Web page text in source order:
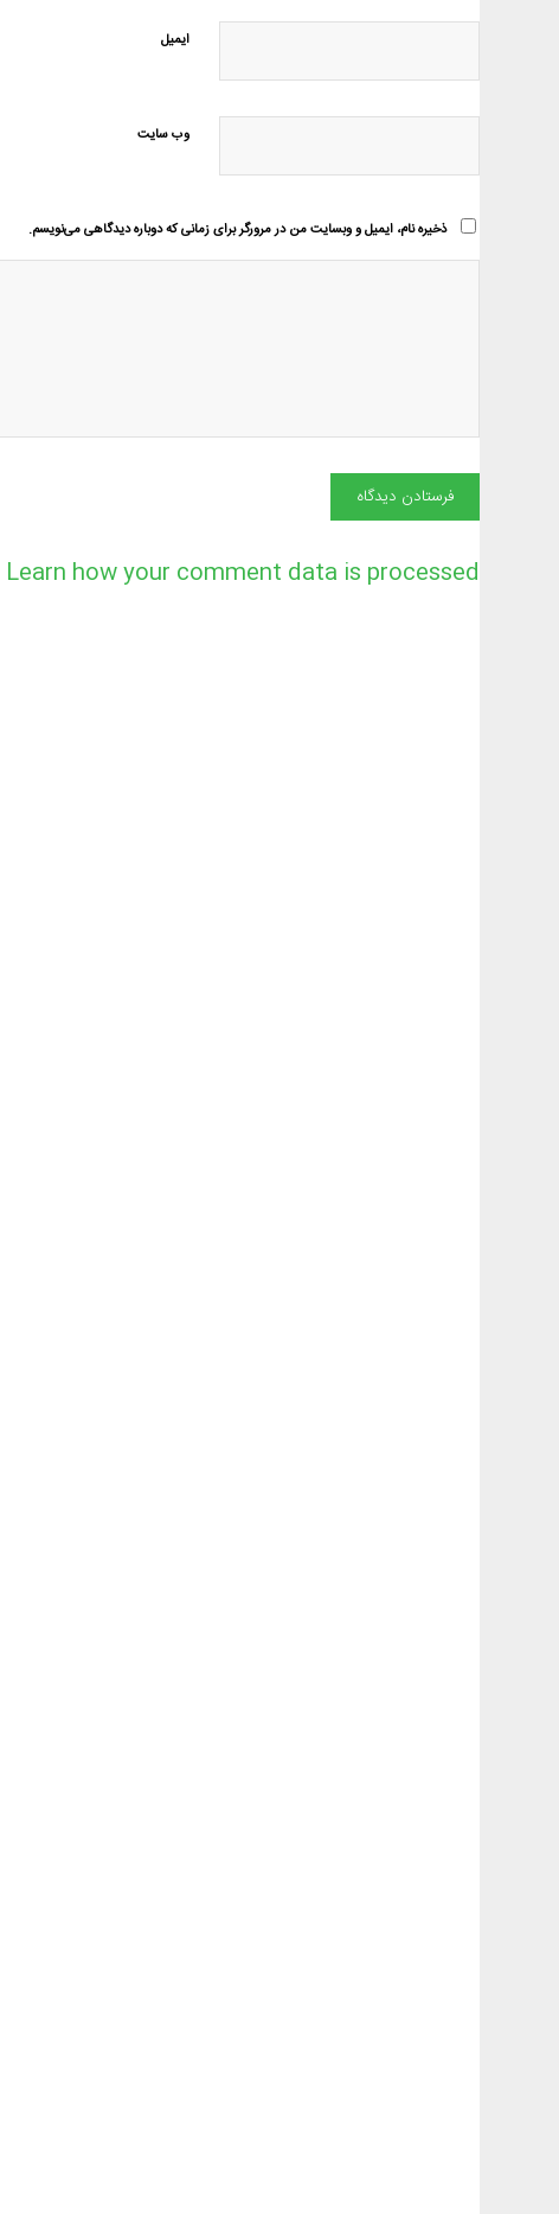
ایمیل
وب‌ سایت
ذخیره نام، ایمیل و وبسایت من در مرورگر برای زمانی که دوباره دیدگاهی می‌نویسم.
Learn how your comment data is processed